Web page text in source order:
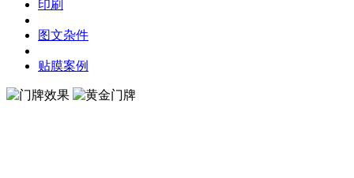
印刷
图文杂件
贴膜案例